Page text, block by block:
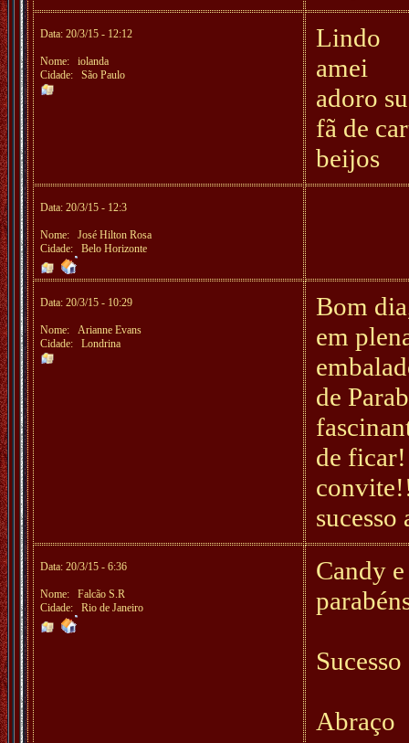
Data: 20/3/15 - 12:12
Nome: iolanda
Cidade: São Paulo
Lindo
amei
adoro
fã de
beijos
Data: 20/3/15 - 12:3
Nome: José Hilton Rosa
Cidade: Belo Horizonte
Data: 20/3/15 - 10:29
Nome: Arianne Evans
Cidade: Londrina
Bom
em
de
de
Data: 20/3/15 - 6:36
Nome: Falcão S.R
Cidade: Rio de Janeiro
Candy
Abraço